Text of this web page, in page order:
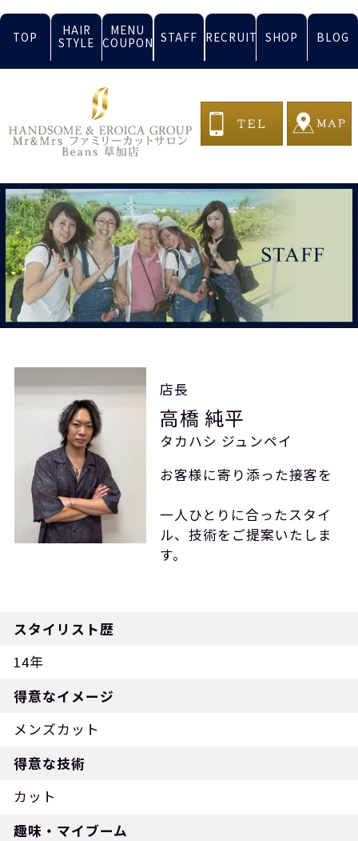
TOP
HAIR
STYLE
MENU
COUPON STAFF RECRUIT SHOP BLOG
店長
高橋 純平
タカハシ ジュンペイ
お客様に寄り添った接客を
一人ひとりに合ったスタイ
ル、技術をご提案いたしま
す。
スタイリスト歴
14年
得意なイメージ
メンズカット
得意な技術
カット
趣味・マイブーム